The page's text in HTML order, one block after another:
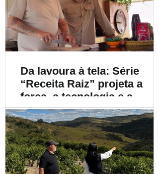
Da lavoura à tela: Série
“Receita Raiz” projeta a
força, a tecnologia e a
diversidade do café
brasileiro para o mundo